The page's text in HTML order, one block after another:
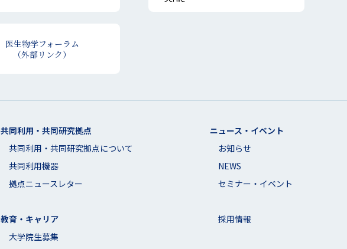
医生物学フォーラム
（外部リンク）
共同利用・共同研究拠点
共同利⽤・共同研究拠点について
共同利用機器
拠点ニュースレター
教育・キャリア
大学院生募集
ニュース・イベント
お知らせ
NEWS
セミナー・イベント
採用情報